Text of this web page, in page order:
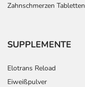
Zahnschmerzen Tabletten
SUPPLEMENTE
Elotrans Reload
Eiweißpulver